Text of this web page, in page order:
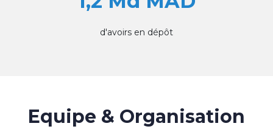
d'avoirs en dépôt
Equipe & Organisation